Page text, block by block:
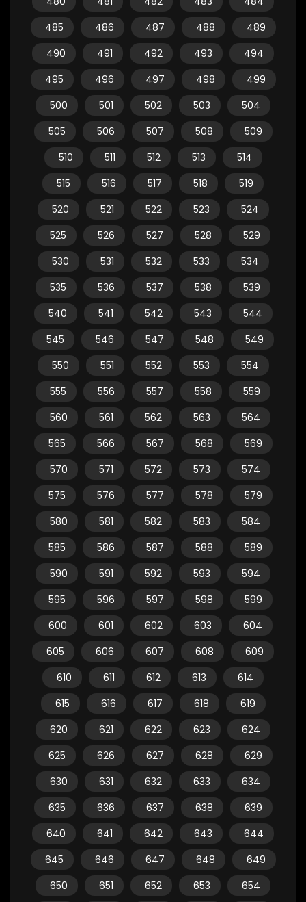
485
486 487 488
489
490
491 492 493
494
495
496 497 498
499
500
501 502 503
504
505
506 507 508
509
510
511 512 513
514
515
516 517 518
519
520
521 522 523
524
525
526 527 528
529
530
531 532 533
534
535
536 537 538
539
540
541 542 543
544
545
546 547 548
549
550
551 552 553
554
555
556 557 558
559
560
561 562 563
564
565
566 567 568
569
570
571 572 573
574
575
576 577 578
579
580
581 582 583
584
585
586 587 588
589
590
591 592 593
594
595
596 597 598
599
600
601 602 603
604
605
606 607 608
609
610
611 612 613
614
615
616 617 618
619
620
621 622 623
624
625
626 627 628
629
630
631 632 633
634
635
636 637 638
639
640
641 642 643
644
645
646 647 648
649
650
651 652 653
654